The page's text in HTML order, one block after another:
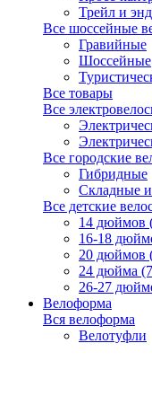
Трейл и
Все шоссейные
Гравийные
Шоссейные
Все товары
Все
Все городские
Гибридные
Складные
Все детские
14 дюймов
16-18
20 дюймов
24 дюйма
26-27
Велоформа
Вся велоформа
Велотуфли